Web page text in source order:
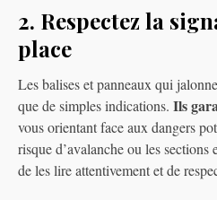
2. Respectez la
place
Les balises et panneaux qui
que de simples indications. Ils
vous orientant face aux dangers
risque d’avalanche ou les
de les lire attentivement et de